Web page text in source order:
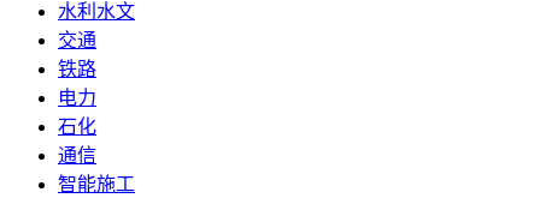
水利水文
交通
铁路
电力
石化
通信
智能施工